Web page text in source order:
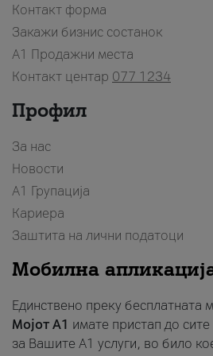
Контакт форма
Закажи бизнис состанок
A1 Продажни места
Контакт центар 077 1234
Профил
За нас
Новости
А1 Групација
Кариера
Заштита на лични податоци
Мобилна
Единствено преку бесплатната
Мојот A1 имате пристап до
за Вашите A1 услуги, во било